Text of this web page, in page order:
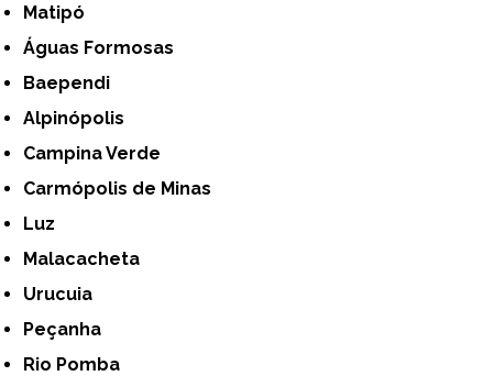
Matipó
Águas Formosas
Baependi
Alpinópolis
Campina Verde
Carmópolis de Minas
Luz
Malacacheta
Urucuia
Peçanha
Rio Pomba